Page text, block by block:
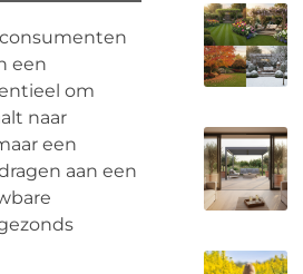
een
om
naar
een
aan een